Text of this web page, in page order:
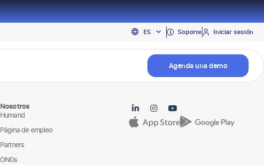
ES
EN
PT
Soporte Iniciar sesión
Agenda una demo
Nosotros
Humand
Página de empleo
Partners
ONGs